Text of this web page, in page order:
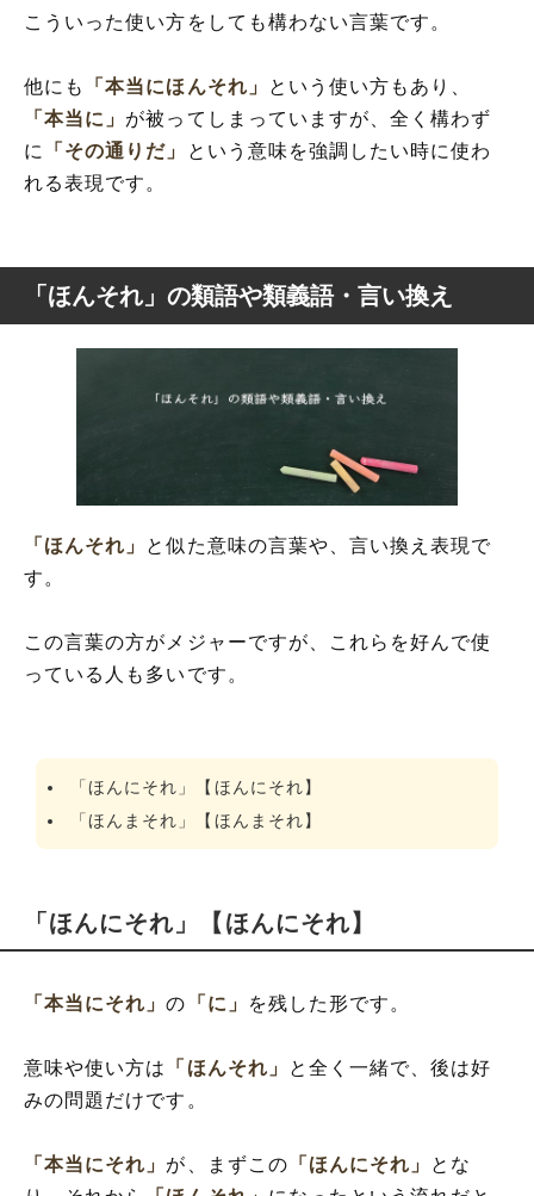
こういった使い方をしても構わない言葉です。
他にも 「本当にほんそれ」
という使い方もあり、
「本当に」 が被ってしまっていますが、全く構わず
に
「その通りだ」
という意味を強調したい時に使わ
れる表現です。
「ほんそれ」の類語や類義語・言い換え
「ほんそれ」 と似た意味の言葉や、言い換え表現で
す。
この言葉の方がメジャーですが、これらを好んで使
っている人も多いです。
「ほんにそれ」【ほんにそれ】
「ほんまそれ」【ほんまそれ】
「ほんにそれ」【ほんにそれ】
「本当にそれ」の 「に」 を残した形です。
意味や使い方は 「ほんそれ」
と全く一緒で、後は好
みの問題だけです。
「本当にそれ」 が、まずこの 「ほんにそれ」 とな